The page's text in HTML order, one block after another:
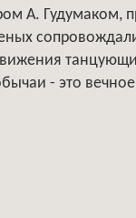
А. Гудумаком,
- это